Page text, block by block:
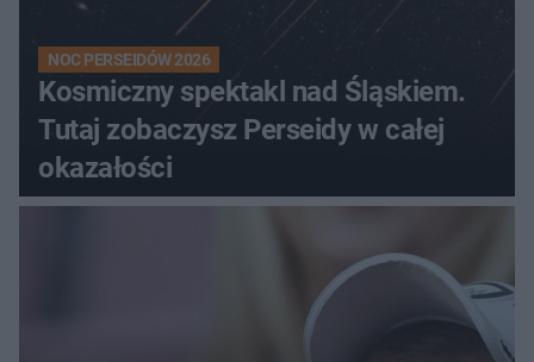
NOC PERSEIDÓW 2026
Kosmiczny spektakl nad Śląskiem.
Tutaj zobaczysz Perseidy w całej
okazałości